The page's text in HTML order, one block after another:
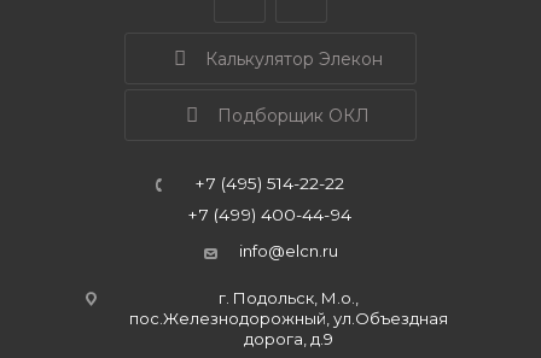
Калькулятор Элекон
Подборщик ОКЛ
+7 (495) 514-22-22
+7 (499) 400-44-94
info@elcn.ru
г. Подольск, М.о.,
пос.Железнодорожный, ул.Объездная
дорога, д.9